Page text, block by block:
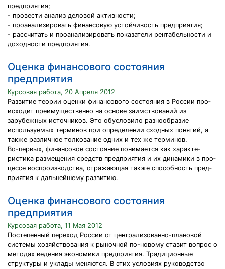
предприятия;
- провести анализ деловой активности;
- проанализировать финансовую устойчивость предприятия;
- рассчитать и проанализировать показатели рентабельности и
доходности предприятия.
Оценка финансового состояния
предприятия
Курсовая работа, 20 Апреля 2012
Развитие теории оценки финансового состояния в России про­
исходит преимущественно на основе заимствований из
зарубеж­ных источников. Это обусловило разнообразие
используемых терминов при определении сходных понятий, а
также различ­ное толкование одних и тех же терминов.
Во-первых, финансовое состояние понимается как характе­
ристика размещения средств предприятия и их динамики в про­
цессе воспроизводства, отражающая также способность пред­
приятия к дальнейшему развитию.
Оценка финансового состояния
предприятия
Курсовая работа, 11 Мая 2012
Постепенный переход России от централизованно-плановой
системы хозяйствования к рыночной по-новому ставит вопрос о
методах ведения экономики предприятия. Традиционные
структуры и уклады меняются. В этих условиях руководство